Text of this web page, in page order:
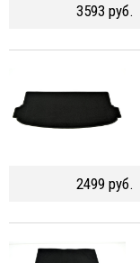
3593 руб.
2499 руб.